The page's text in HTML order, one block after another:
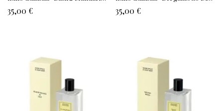
100 ml
35,00 €
Calabria” 100 ml
35,00 €